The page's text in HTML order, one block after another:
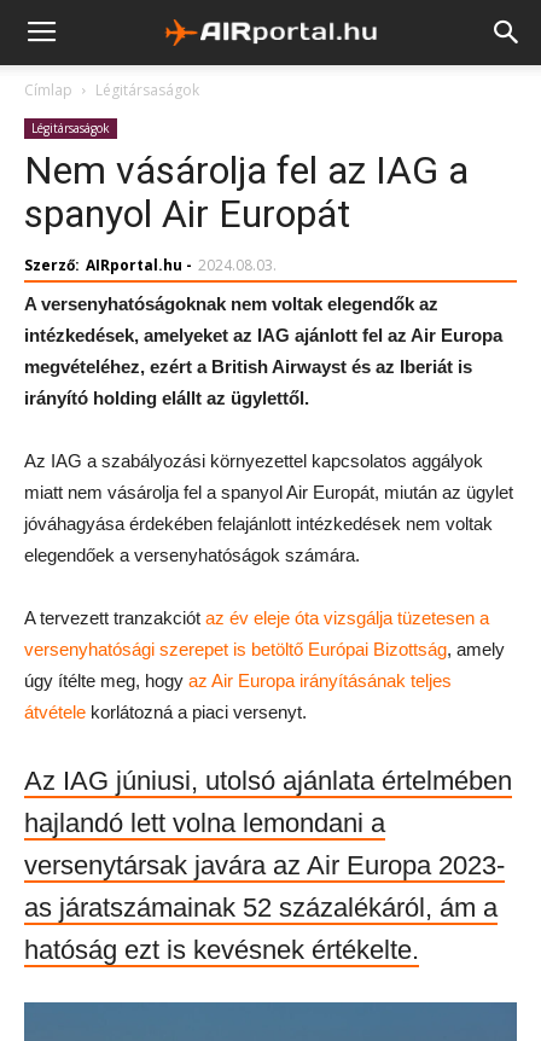
Címlap Légitársaságok
Légitársaságok
Nem vásárolja fel az IAG a
spanyol Air Europát
Szerző: AIRportal.hu - 2024.08.03.
A versenyhatóságoknak nem voltak elegendők az
intézkedések, amelyeket az IAG ajánlott fel az Air Europa
megvételéhez, ezért a British Airwayst és az Iberiát is
irányító holding elállt az ügylettől.
Az IAG a szabályozási környezettel kapcsolatos aggályok
miatt nem vásárolja fel a spanyol Air Europát, miután az ügylet
jóváhagyása érdekében felajánlott intézkedések nem voltak
elegendőek a versenyhatóságok számára.
A tervezett tranzakciót az év eleje óta vizsgálja tüzetesen a
versenyhatósági szerepet is betöltő Európai Bizottság, amely
úgy ítélte meg, hogy az Air Europa irányításának teljes
átvétele korlátozná a piaci versenyt.
Az IAG júniusi, utolsó ajánlata értelmében
hajlandó lett volna lemondani a
versenytársak javára az Air Europa 2023-
as járatszámainak 52 százalékáról, ám a
hatóság ezt is kevésnek értékelte.